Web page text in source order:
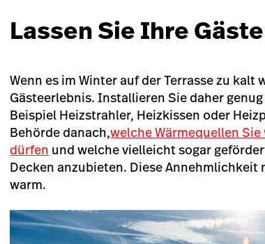
Lassen Sie Ihre
Wenn es im Winter auf der Terrasse zu
Gästeerlebnis. Installieren Sie daher
Beispiel Heizstrahler, Heizkissen oder
Behörde danach,welche Wärmequellen
dürfen und welche vielleicht sogar
Decken anzubieten. Diese
warm.